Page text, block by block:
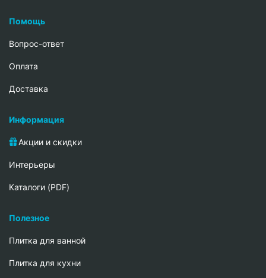
Помощь
Вопрос-ответ
Oплата
Доставка
Информация
Акции и скидки
Интерьеры
Каталоги (PDF)
Полезное
Плитка для ванной
Плитка для кухни